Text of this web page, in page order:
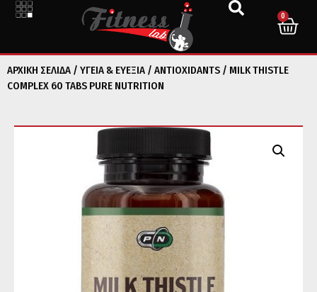
0
ΑΡΧΙΚΉ ΣΕΛΊΔΑ / ΥΓΕΙΑ & ΕΥΕΞΙΑ / ANTIOXIDANTS / MILK THISTLE
COMPLEX 60 TABS PURE NUTRITION